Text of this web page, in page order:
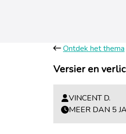
Ontdek het thema
Versier en
VINCENT D.
MEER DAN 5